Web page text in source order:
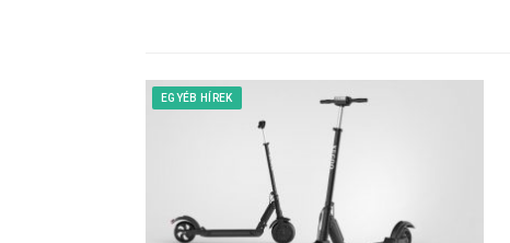
EGYÉB HÍREK